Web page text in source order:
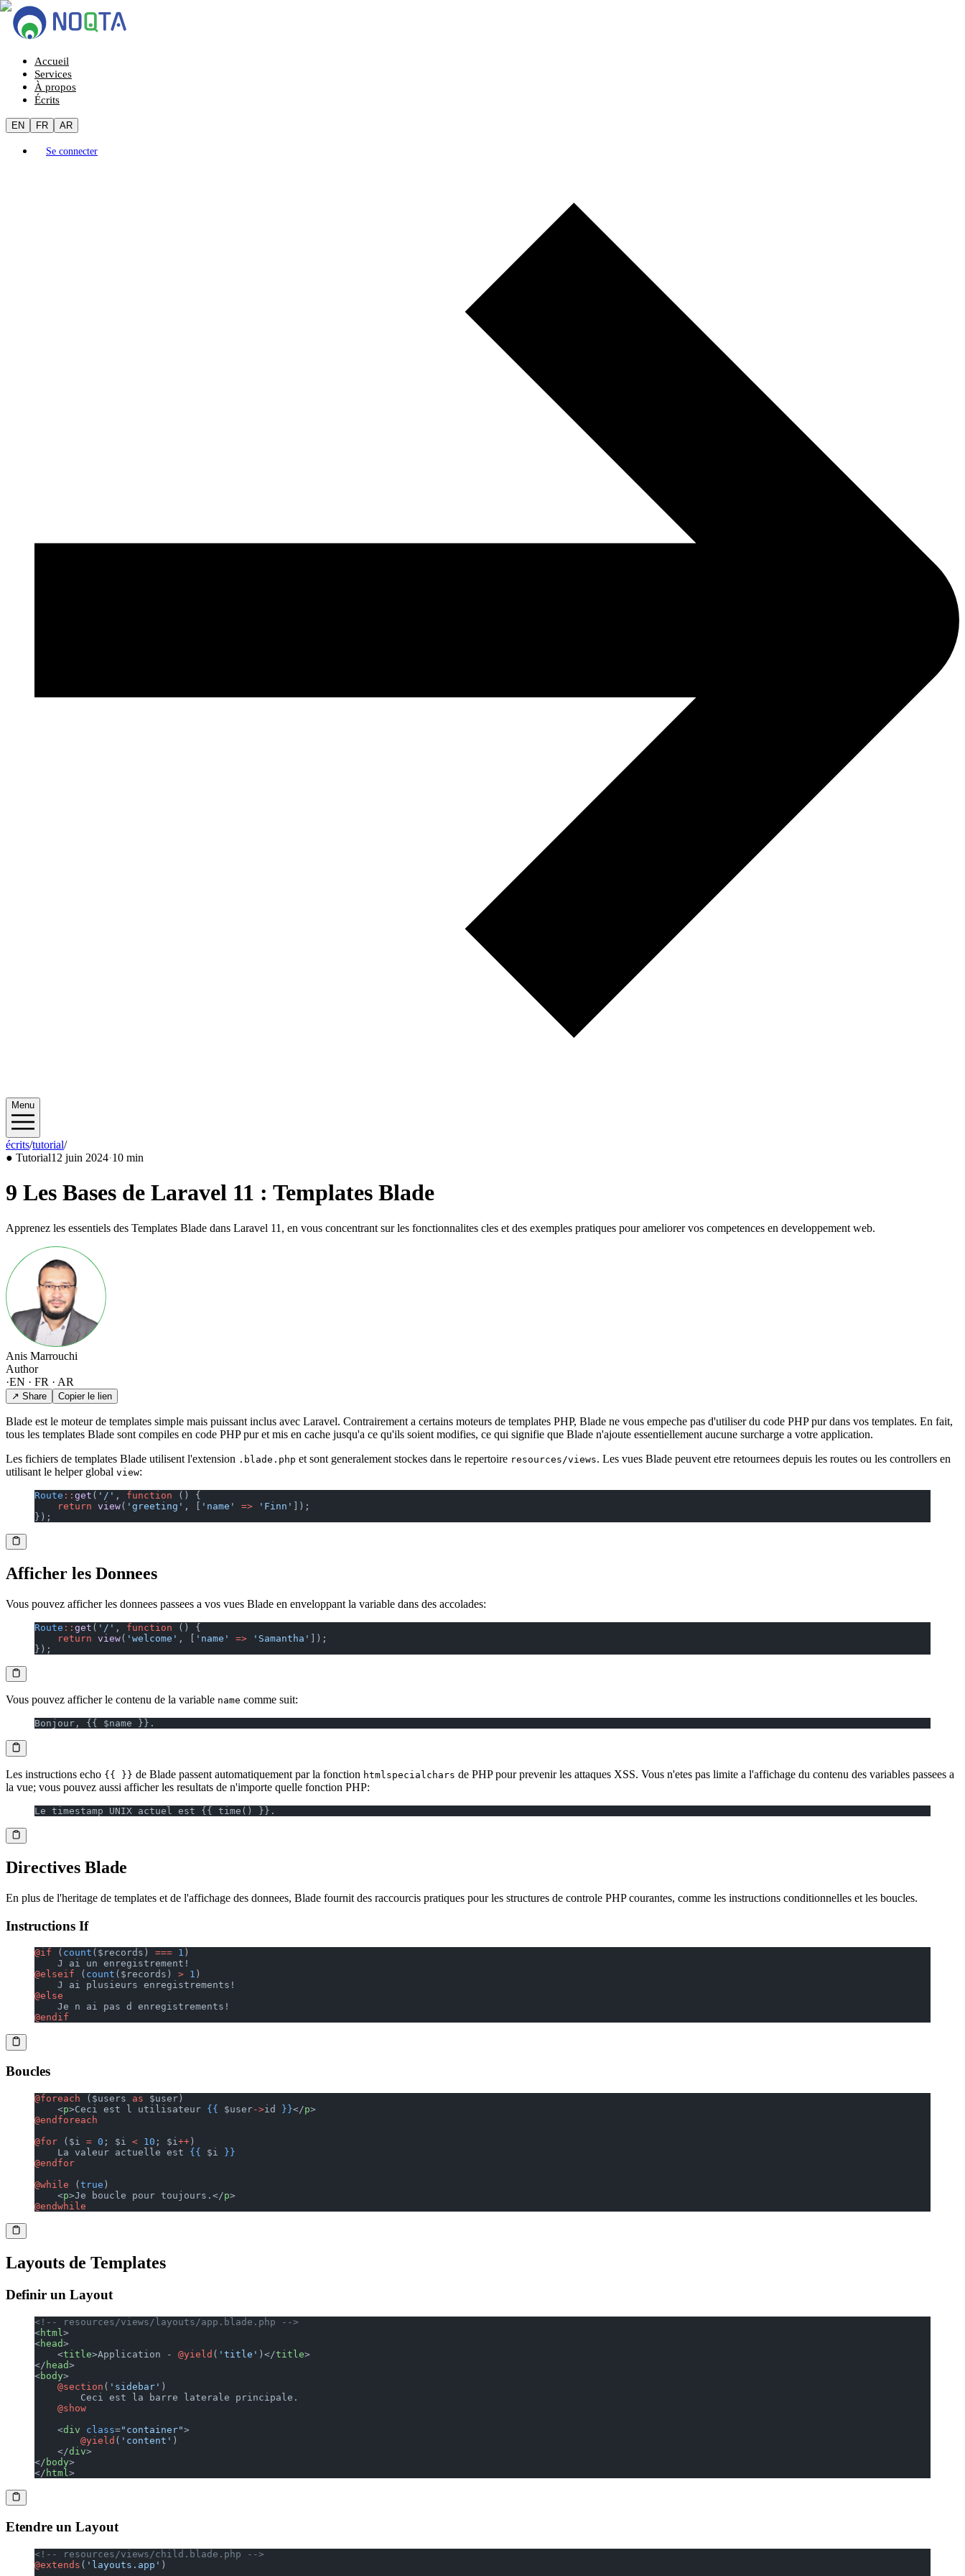
Accueil
Services
À propos
Écrits
EN FR AR
Se connecter
Menu
écrits/tutorial/2024/06
● Tutorial12 juin 2024·10 min
9 Les Bases de Laravel 11 : Templates Blade
Apprenez les essentiels des Templates Blade dans Laravel 11, en vous concentrant sur les fonctionnalites cles et des exemples pratiques pour ameliorer vos competences en developpement web.
Anis Marrouchi
Author
·EN · FR · AR
↗ Share Copier le lien
Blade est le moteur de templates simple mais puissant inclus avec Laravel. Contrairement a certains moteurs de templates PHP, Blade ne vous empeche pas d'utiliser du code PHP pur dans vos templates. En fait,
tous les templates Blade sont compiles en code PHP pur et mis en cache jusqu'a ce qu'ils soient modifies, ce qui signifie que Blade n'ajoute essentiellement aucune surcharge a votre application.
Les fichiers de templates Blade utilisent l'extension .blade.php et sont generalement stockes dans le repertoire resources/views. Les vues Blade peuvent etre retournees depuis les routes ou les controllers en
utilisant le helper global view:
Route :: get ( '/' , function () {
    return
view( 'greeting' , [ 'name' => 'Finn'
]);
});
Afficher les Donnees
Vous pouvez afficher les donnees passees a vos vues Blade en enveloppant la variable dans des accolades:
Route :: get ( '/' , function () {
    return
view( 'welcome' , [ 'name' => 'Samantha'
]);
});
Vous pouvez afficher le contenu de la variable name comme suit:
Bonjour, {{ $name }}.
Les instructions echo {{ }} de Blade passent automatiquement par la fonction htmlspecialchars de PHP pour prevenir les attaques XSS. Vous n'etes pas limite a l'affichage du contenu des variables passees a
la vue; vous pouvez aussi afficher les resultats de n'importe quelle fonction PHP:
Le timestamp UNIX actuel est {{ time() }}.
Directives Blade
En plus de l'heritage de templates et de l'affichage des donnees, Blade fournit des raccourcis pratiques pour les structures de controle PHP courantes, comme les instructions conditionnelles et les boucles.
Instructions If
@if ( count ($records) === 1 )
    J ai un enregistrement!
@elseif
( count ($records) > 1 )
    J ai plusieurs enregistrements!
@else
    Je n ai pas d enregistrements!
@endif
Boucles
@foreach ($users as $user)
    <
p>Ceci est l utilisateur {{ $user->id }}</p>
@endforeach
@for
($i = 0 ; $i < 10 ; $i++ )
    La valeur actuelle est
{{ $i
}}
@endfor
@while
( true )
    <
p>Je boucle pour toujours.</p>
@endwhile
Layouts de Templates
Definir un Layout
<!-- resources/views/layouts/app.blade.php -->
<html >
<head>
    <
title>Application - @yield ( 'title' )</title>
</ head>
<body>
    @section
( 'sidebar' )
        Ceci est la barre laterale principale.
    @show
    <
div class="container">
        @yield
( 'content' )
    </
div>
</ body>
</ html >
Etendre un Layout
<!-- resources/views/child.blade.php -->
@extends ( 'layouts.app' )